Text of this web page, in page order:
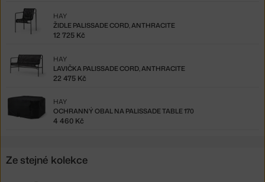
ŽIDLE PALISSADE CORD, ANTHRACITE
HAY
12 725 Kč
LAVIČKA PALISSADE CORD, ANTHRACITE
HAY
22 475 Kč
OCHRANNÝ OBAL NA PALISSADE TABLE 170
HAY
4 460 Kč
Ze stejné kolekce